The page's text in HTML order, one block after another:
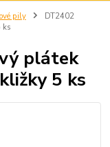
pily
DT2402
ks
plátek
5 ks